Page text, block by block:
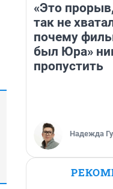
«Это
так не
почему
был Юра»
пропустить
Надежда